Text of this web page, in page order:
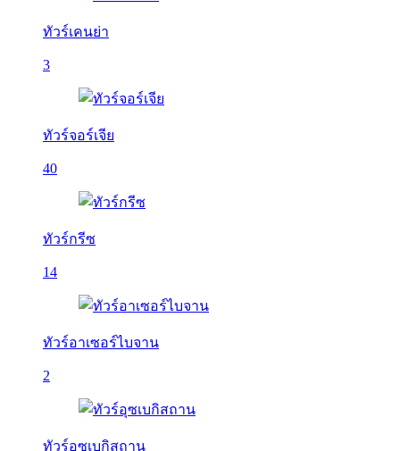
ทัวร์เคนย่า
3
ทัวร์จอร์เจีย
40
ทัวร์กรีซ
14
ทัวร์อาเซอร์ไบจาน
2
ทัวร์อุซเบกิสถาน